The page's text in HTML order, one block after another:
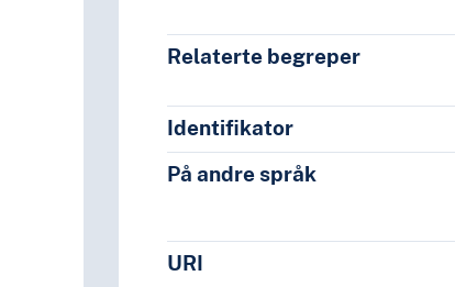
Relaterte begreper
Identifikator
På andre språk
URI